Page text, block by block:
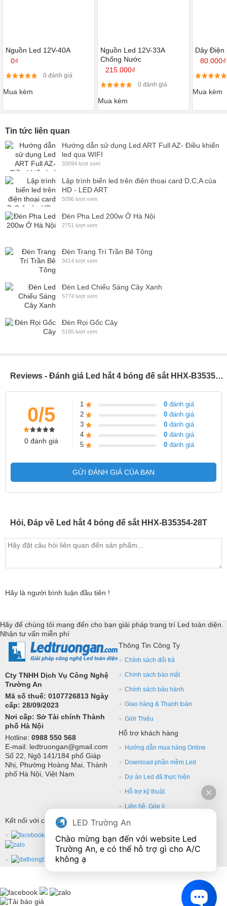
Để tham khảo thêm thông tin sản phẩm quý khách liên hệ bộ phận
CSKH của LED Trường An để được tư vấn hỗ trợ hoàn toàn miễn
Nguồn Led 12V-40A
0₫
0 đánh giá
Mua kèm
Nguồn Led 12V-33A
Chống Nước
215.000₫
0 đánh giá
Mua kèm
Dây Điện
80.000₫
Mua kèm
Tin tức liên quan
Hướng dẫn sử dụng Led ART Full AZ- Điều khiển
led qua WIFI
33094 lượt xem
Lập trình biển led trên điện thoại card D,C,A của
HD - LED ART
5096 lượt xem
Đèn Pha Led 200w Ở Hà Nội
2751 lượt xem
Đèn Trang Trí Trần Bê Tông
3414 lượt xem
Đèn Led Chiếu Sáng Cây Xanh
5774 lượt xem
Đèn Rọi Gốc Cây
5165 lượt xem
Reviews - Đánh giá Led hắt 4 bóng đế sắt HHX-B35354-28T
0/5
0 đánh giá
1 0 đánh giá
2
0 đánh giá
3
0 đánh giá
4
0 đánh giá
5
0 đánh giá
GỬI ĐÁNH GIÁ CỦA BẠN
Hỏi, Đáp về Led hắt 4 bóng đế sắt HHX-B35354-28T
Hãy là người bình luận đầu tiên !
Hãy để chúng tôi mang đến cho bạn giải pháp trang trí Led toàn diện.
Nhận tư vấn miễn phí
Cty TNHH Dịch Vụ Công Nghệ
Trường An
Mã số thuế: 0107726813 Ngày
cấp: 28/09/2023
Nơi cấp: Sở Tài chính Thành
phố Hà Nội
Hotline: 0988 550 568
E-mail: ledtruongan@gmail.com
Số 22, Ngõ 141/184 phố Giáp
Nhị, Phường Hoàng Mai, Thành
phố Hà Nội, Việt Nam
Thông Tin Công Ty
Chính sách đổi trả
Chính sách bảo mật
Chính sách bảo hành
Giao hàng & Thanh toán
Giới Thiệu
Hỗ trợ khách hàng
Hướng dẫn mua hàng Online
Download phần mềm Led
Dự án Led đã thực hiện
Hỗ trợ kỹ thuật
Liên hệ, Góp ý
Kết nối với chúng tôi
LED Trường An
Chào mừng bạn đến với website Led
Trường An, e có thể hỗ trợ gì cho A/C
không ạ